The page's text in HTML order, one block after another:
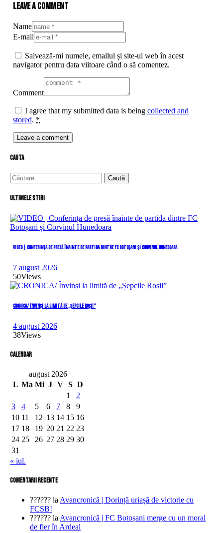
Leave a comment
Name
E-mail
Salvează-mi numele, emailul și site-ul web în acest
navigator pentru data viitoare când o să comentez.
Comment
I agree that my submitted data is being collected and
stored. *
cauta
Caută
după:
Ultimele stiri
VIDEO | Conferința de presă înainte de partida dintre FC Botoșani și Corvinul Hunedoara
7 august 2026
50Views
CRONICA/ Învinși la limită de „Șepcile Roșii”
4 august 2026
38Views
Calendar
august 2026
L Ma Mi J V S D
1
2
3
4 5 6 7 8
9
10 11 12 13 14 15 16
17 18 19 20 21 22 23
24 25 26 27 28 29 30
31
« iul.
comentarii recente
?????? la Avancronică | Dorință uriașă de victorie cu
FCSB!
?????? la Avancronică | FC Botoșani merge cu un moral
de fier în Ardeal